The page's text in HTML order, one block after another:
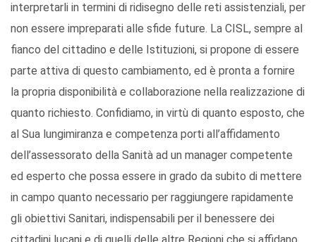
interpretarli in termini di ridisegno delle reti assistenziali, per
non essere impreparati alle sfide future. La CISL, sempre al
fianco del cittadino e delle Istituzioni, si propone di essere
parte attiva di questo cambiamento, ed è pronta a fornire
la propria disponibilità e collaborazione nella realizzazione di
quanto richiesto. Confidiamo, in virtù di quanto esposto, che
al Sua lungimiranza e competenza porti all’affidamento
dell’assessorato della Sanità ad un manager competente
ed esperto che possa essere in grado da subito di mettere
in campo quanto necessario per raggiungere rapidamente
gli obiettivi Sanitari, indispensabili per il benessere dei